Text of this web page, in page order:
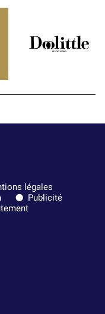
légales
Publicité